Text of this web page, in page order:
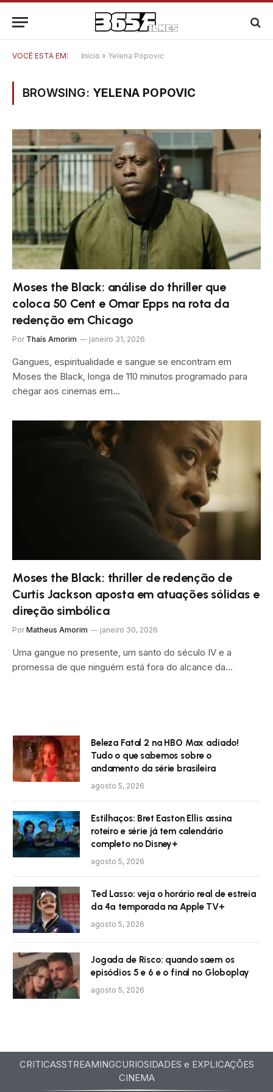
VOCÊ ESTÁ EM: Início » Yelena Popovic
BROWSING: YELENA POPOVIC
Moses the Black: análise do thriller que
coloca 50 Cent e Omar Epps na rota da
redenção em Chicago
Por Thaís Amorim janeiro 31, 2026
Gangues, espiritualidade e sangue se encontram em
Moses the Black, longa de 110 minutos programado para
chegar aos cinemas em…
Moses the Black: thriller de redenção de
Curtis Jackson aposta em atuações sólidas e
direção simbólica
Por Matheus Amorim janeiro 30, 2026
Uma gangue no presente, um santo do século IV e a
promessa de que ninguém está fora do alcance da…
Beleza Fatal 2 na HBO Max adiado!
Tudo o que sabemos sobre o
andamento da série brasileira
agosto 5, 2026
Estilhaços: Bret Easton Ellis assina
roteiro e série já tem calendário
completo no Disney+
agosto 5, 2026
Ted Lasso: veja o horário real de estreia
da 4ª temporada na Apple TV+
agosto 5, 2026
Jogada de Risco: quando saem os
episódios 5 e 6 e o final no Globoplay
agosto 5, 2026
CRITICASSTREAMINGCURIOSIDADES e EXPLICAÇÕES
CINEMA